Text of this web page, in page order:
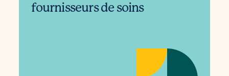
fournisseurs de soins